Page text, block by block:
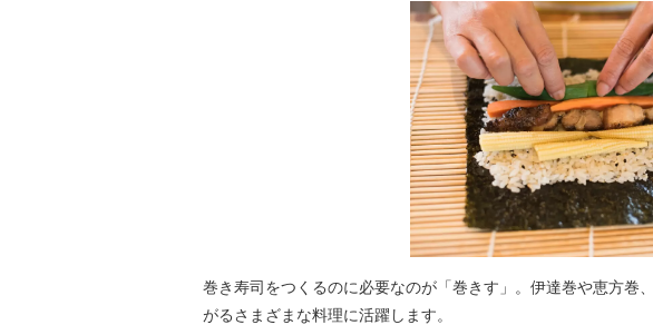
巻き寿司をつくるのに必要なのが「巻きす」。伊達巻や恵方巻
がるさまざまな料理に活躍します。